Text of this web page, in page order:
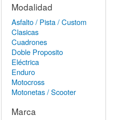
Modalidad
Asfalto / Pista / Custom
Clasicas
Cuadrones
Doble Proposito
Eléctrica
Enduro
Motocross
Motonetas / Scooter
Marca